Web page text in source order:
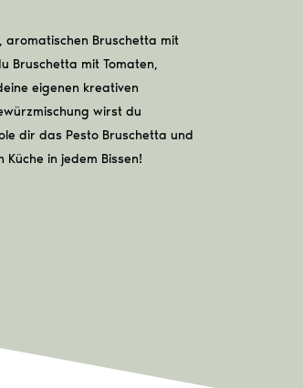
aromatischen Bruschetta mit
Bruschetta mit Tomaten,
eigenen kreativen
wirst du
dir das Pesto Bruschetta und
in jedem Bissen!